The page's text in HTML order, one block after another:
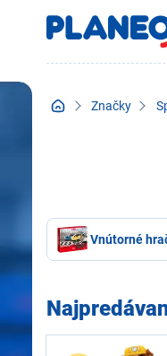
Značky
Vnútorné